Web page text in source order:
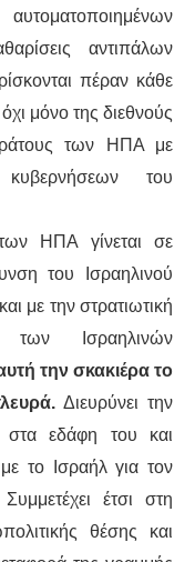
αντιπάλων
πέραν κάθε
μόνο της διεθνούς
των ΗΠΑ με
του
ΗΠΑ γίνεται σε
του Ισραηλινού
με την στρατιωτική
των Ισραηλινών
την σκακιέρα το
Διευρύνει την
στα εδάφη του και
το Ισραήλ για τον
έτσι στη
θέσης και